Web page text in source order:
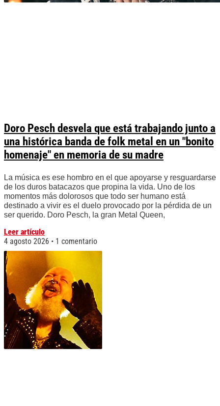
Doro Pesch desvela que está trabajando junto a
una histórica banda de folk metal en un "bonito
homenaje" en memoria de su madre
La música es ese hombro en el que apoyarse y resguardarse
de los duros batacazos que propina la vida. Uno de los
momentos más dolorosos que todo ser humano está
destinado a vivir es el duelo provocado por la pérdida de un
ser querido. Doro Pesch, la gran Metal Queen,
Leer artículo
4 agosto 2026
1 comentario